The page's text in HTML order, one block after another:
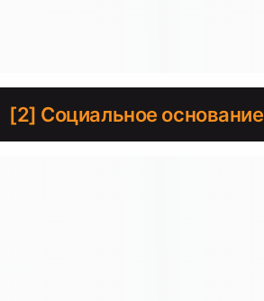
[2] Социальное основание